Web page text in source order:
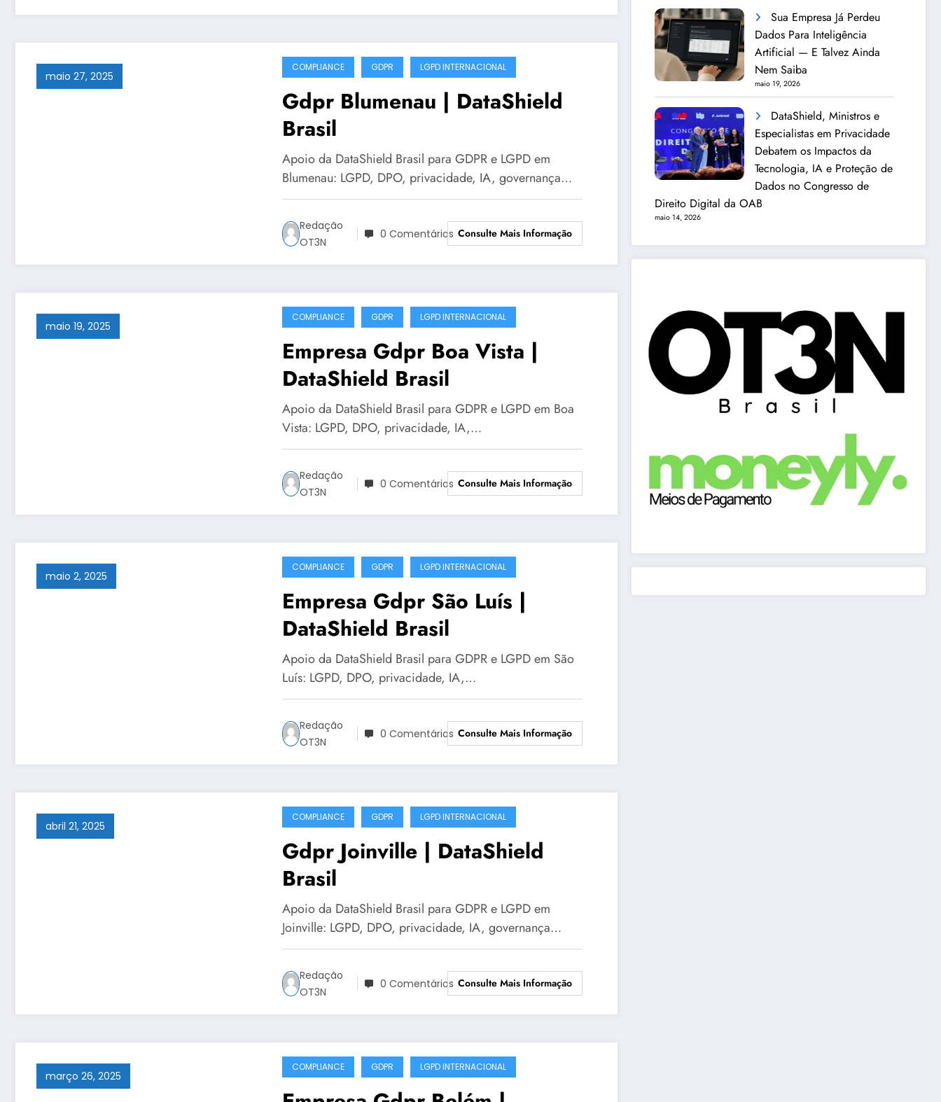
maio 27, 2025
COMPLIANCE GDPR LGPD INTERNACIONAL
Gdpr Blumenau | DataShield
Brasil
Apoio da DataShield Brasil para GDPR e LGPD em
Blumenau: LGPD, DPO, privacidade, IA, governança…
Redação
OT3N
0 Comentários Consulte Mais Informação
maio 19, 2025
COMPLIANCE GDPR LGPD INTERNACIONAL
Empresa Gdpr Boa Vista |
DataShield Brasil
Apoio da DataShield Brasil para GDPR e LGPD em Boa
Vista: LGPD, DPO, privacidade, IA,…
Redação
OT3N
0 Comentários Consulte Mais Informação
maio 2, 2025
COMPLIANCE GDPR LGPD INTERNACIONAL
Empresa Gdpr São Luís |
DataShield Brasil
Apoio da DataShield Brasil para GDPR e LGPD em São
Luís: LGPD, DPO, privacidade, IA,…
Redação
OT3N
0 Comentários Consulte Mais Informação
abril 21, 2025
COMPLIANCE GDPR LGPD INTERNACIONAL
Gdpr Joinville | DataShield
Brasil
Apoio da DataShield Brasil para GDPR e LGPD em
Joinville: LGPD, DPO, privacidade, IA, governança…
Redação
OT3N
0 Comentários Consulte Mais Informação
março 26, 2025
COMPLIANCE GDPR LGPD INTERNACIONAL
Sua Empresa Já Perdeu
Dados Para Inteligência
Artificial — E Talvez Ainda
Nem Saiba
maio 19, 2026
DataShield, Ministros e
Especialistas em Privacidade
Debatem os Impactos da
Tecnologia, IA e Proteção de
Dados no Congresso de
Direito Digital da OAB
maio 14, 2026